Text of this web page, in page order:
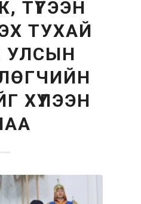
ТҮГЭЭН
ТУХАЙ
УЛСЫН
ХҮЛЭЭН